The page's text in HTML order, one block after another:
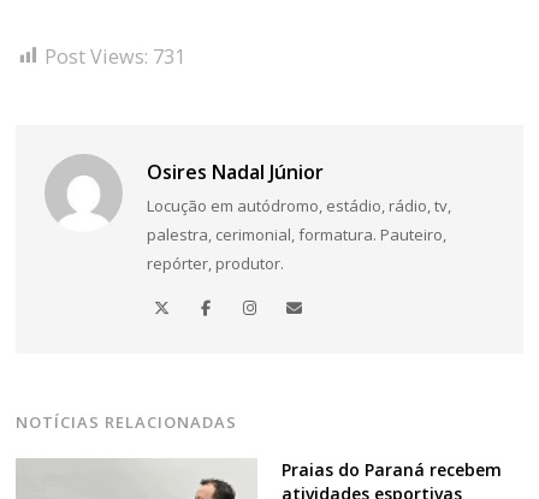
Post Views: 731
Osires Nadal Júnior
Locução em autódromo, estádio, rádio, tv,
palestra, cerimonial, formatura. Pauteiro,
repórter, produtor.
NOTÍCIAS RELACIONADAS
Praias do Paraná recebem
atividades esportivas